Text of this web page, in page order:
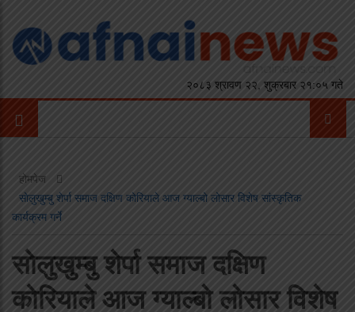
२०८३ श्रावण २२, शुक्रबार २१:०५ गते
होमपेज
साेलुखुम्बु शेर्पा समाज दक्षिण काेरियाले आज ग्याल्बो लोसार विशेष सांस्कृतिक
कार्यक्रम गर्ने
साेलुखुम्बु शेर्पा समाज दक्षिण
काेरियाले आज ग्याल्बो लोसार विशेष